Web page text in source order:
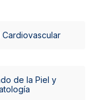
Cardiovascular
de la Piel y